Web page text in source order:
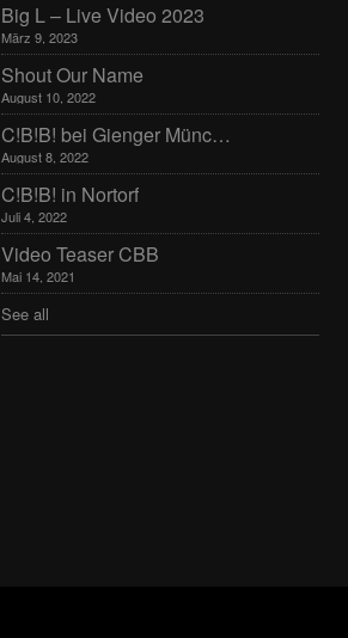
Big L – Live Video 2023
März 9, 2023
Shout Our Name
August 10, 2022
C!B!B! bei Gienger München
August 8, 2022
C!B!B! in Nortorf
Juli 4, 2022
Video Teaser CBB
Mai 14, 2021
See all